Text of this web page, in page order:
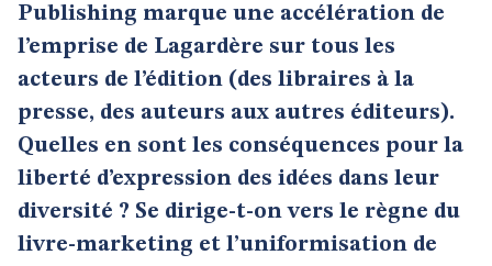
Publishing marque une accélération de
l’emprise de Lagardère sur tous les
acteurs de l’édition (des libraires à la
presse, des auteurs aux autres éditeurs).
Quelles en sont les conséquences pour la
liberté d’expression des idées dans leur
diversité ? Se dirige-t-on vers le règne du
livre-marketing et l’uniformisation de